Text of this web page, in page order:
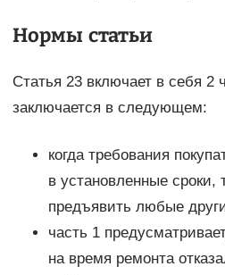
Нормы статьи
Статья 23 включает в себя 2
заключается в следующем:
когда требования
в установленные сроки,
предъявить любые
часть 1
на время ремонта